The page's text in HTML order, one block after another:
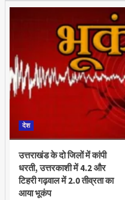
देश
उत्तराखंड के दो जिलों में कांपी
धरती, उत्तरकाशी में 4.2 और
टिहरी गढ़वाल में 2.0 तीव्रता का
आया भूकंप